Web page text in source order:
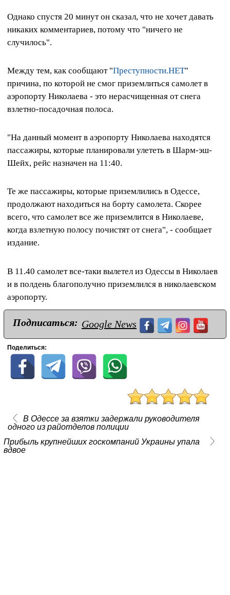
Однако спустя 20 минут он сказал, что не хочет давать
никаких комментариев, потому что "ничего не
случилось".
Между тем, как сообщают "Преступности.НЕТ"
причина, по которой не смог приземлиться самолет в
аэропорту Николаева - это нерасчищенная от снега
взлетно-посадочная полоса.
"На данный момент в аэропорту Николаева находятся
пассажиры, которые планировали улететь в Шарм-эш-
Шейх, рейс назначен на 11:40.
Те же пассажиры, которые приземлились в Одессе,
продолжают находиться на борту самолета. Скорее
всего, что самолет все же приземлится в Николаеве,
когда взлетную полосу почистят от снега", - сообщает
издание.
В 11.40 самолет все-таки вылетел из Одессы в Николаев
и в полдень благополучно приземлился в николаевском
аэропорту.
Подписаться: Google News
Поделиться:
В Одессе за взятки задержали руководителя
одного из райотделов полиции
Прибыль крупнейших госкомпаний Украины упала
вдвое